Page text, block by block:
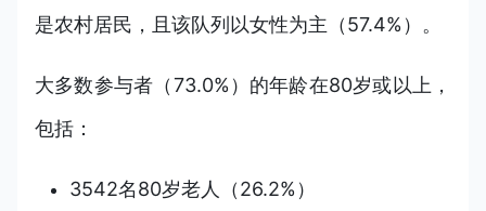
是农村居民，且该队列以女性为主（57.4%）。
大多数参与者（73.0%）的年龄在80岁或以上，
包括：
3542名80岁老人（26.2%）